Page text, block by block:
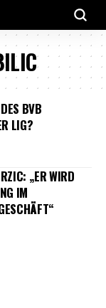
BVB
LIG?
„ER WIRD
IM E